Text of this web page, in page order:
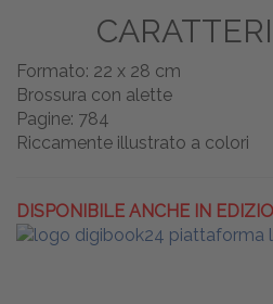
Formato: 22 x 28 cm
Brossura con alette
Pagine: 784
Riccamente illustrato a colori
DISPONIBILE ANCHE IN